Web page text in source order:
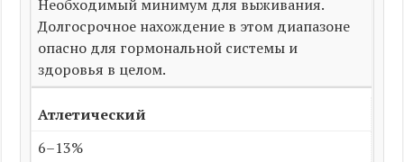
Необходимый минимум для выживания.
Долгосрочное нахождение в этом диапазоне
опасно для гормональной системы и
здоровья в целом.
Атлетический
6–13%